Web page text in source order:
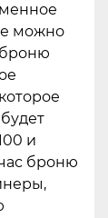
можно
и
броню